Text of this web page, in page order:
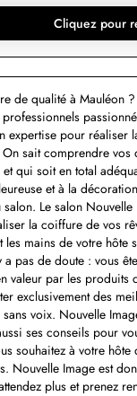
Cliquez pour
de qualité à Mauléon
expertise pour réaliser
sait comprendre
qui soit en total
et à la
Le salon
la coiffure de vos
mains de votre
a pas de doute : vous
valeur par les
exclusivement des
voix. Nouvelle
ses conseils pour
souhaitez à votre
Nouvelle Image est
plus et prenez